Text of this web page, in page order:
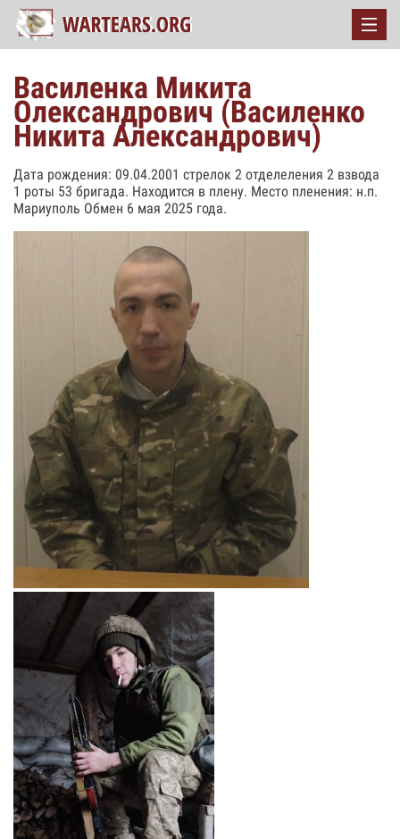
Василенка Микита
Олександрович (Василенко
Никита Александрович)
Дата рождения: 09.04.2001 стрелок 2 отделеления 2 взвода
1 роты 53 бригада. Находится в плену. Место пленения: н.п.
Мариуполь Обмен 6 мая 2025 года.